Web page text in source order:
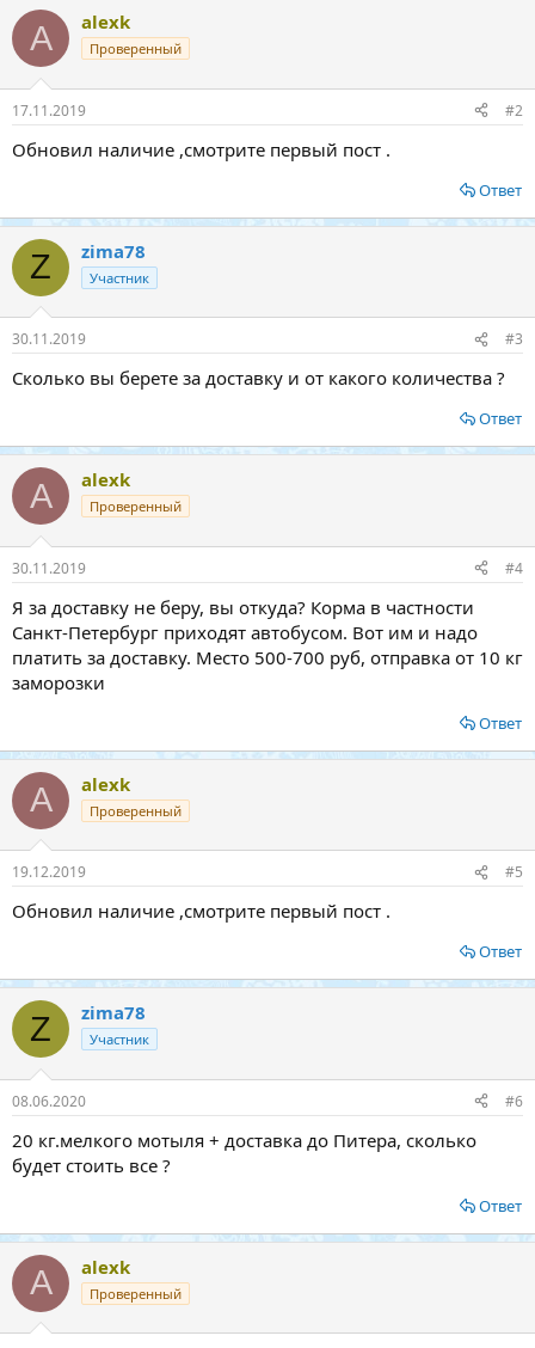
A alexk
Проверенный
17.11.2019 #2
Обновил наличие ,смотрите первый пост .
Ответ
Z zima78
Участник
30.11.2019 #3
Сколько вы берете за доставку и от какого количества ?
Ответ
A alexk
Проверенный
30.11.2019 #4
Я за доставку не беру, вы откуда? Корма в частности
Санкт-Петербург приходят автобусом. Вот им и надо
платить за доставку. Место 500-700 руб, отправка от 10 кг
заморозки
Ответ
A alexk
Проверенный
19.12.2019 #5
Обновил наличие ,смотрите первый пост .
Ответ
Z zima78
Участник
08.06.2020 #6
20 кг.мелкого мотыля + доставка до Питера, сколько
будет стоить все ?
Ответ
A alexk
Проверенный